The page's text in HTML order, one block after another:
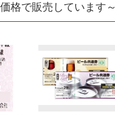
格で販売しています～